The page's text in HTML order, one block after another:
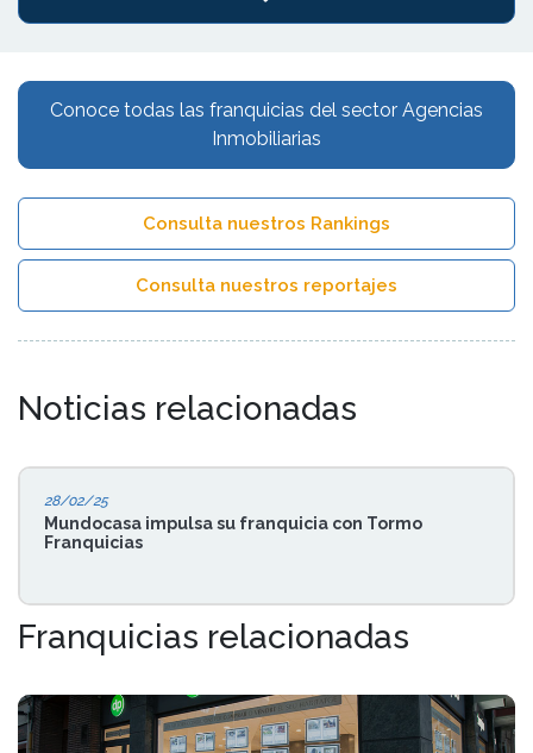
Conoce todas las franquicias del sector Agencias
Inmobiliarias
Consulta nuestros Rankings
Consulta nuestros reportajes
Noticias relacionadas
28/02/25
Mundocasa impulsa su franquicia con Tormo
Franquicias
Franquicias relacionadas